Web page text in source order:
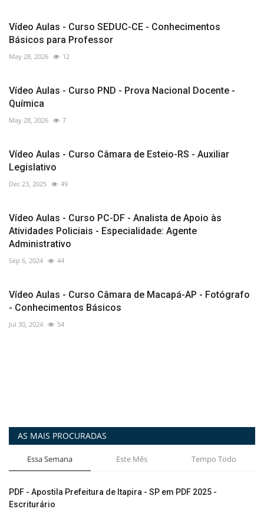
Vídeo Aulas - Curso SEDUC-CE - Conhecimentos
Básicos para Professor
May 28, 2026 12
Vídeo Aulas - Curso PND - Prova Nacional Docente -
Química
May 28, 2026 7
Vídeo Aulas - Curso Câmara de Esteio-RS - Auxiliar
Legislativo
Dec 23, 2025 49
Vídeo Aulas - Curso PC-DF - Analista de Apoio às
Atividades Policiais - Especialidade: Agente
Administrativo
Sep 6, 2024 44
Vídeo Aulas - Curso Câmara de Macapá-AP - Fotógrafo
- Conhecimentos Básicos
Jul 30, 2024 54
AS MAIS PROCURADAS
Essa Semana Este Mês Tempo Todo
PDF - Apostila Prefeitura de Itapira - SP em PDF 2025 -
Escriturário